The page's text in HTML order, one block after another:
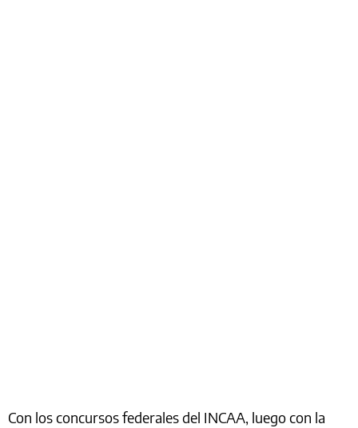
Con los concursos federales del INCAA, luego con la